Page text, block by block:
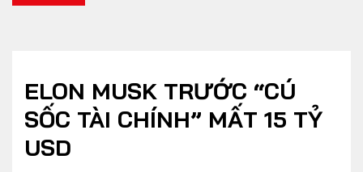
Xe điện
THỊ TRƯỜNG XE DOANH NGHIỆP
ELON MUSK TRƯỚC “CÚ
SỐC TÀI CHÍNH” MẤT 15 TỶ
USD